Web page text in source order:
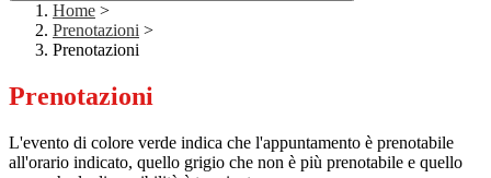
Home >
Prenotazioni >
Prenotazioni
Prenotazioni
L'evento di colore verde indica che l'appuntamento è prenotabile
all'orario indicato, quello grigio che non è più prenotabile e quello